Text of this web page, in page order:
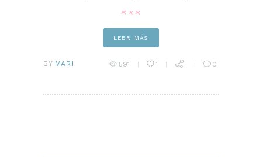
LEER MÁS
BY MARI 591 1 0